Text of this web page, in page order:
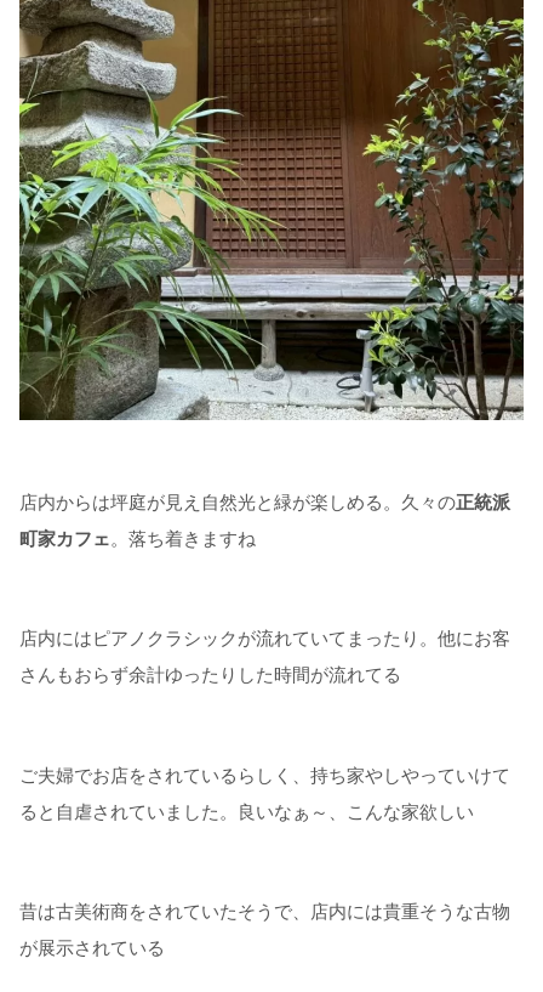
店内からは坪庭が見え自然光と緑が楽しめる。久々の正統派
町家カフェ。落ち着きますね
店内にはピアノクラシックが流れていてまったり。他にお客
さんもおらず余計ゆったりした時間が流れてる
ご夫婦でお店をされているらしく、持ち家やしやっていけて
ると自虐されていました。良いなぁ～、こんな家欲しい
昔は古美術商をされていたそうで、店内には貴重そうな古物
が展示されている